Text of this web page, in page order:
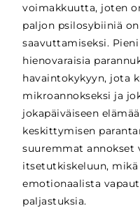
voimakkuutta, joten
paljon psilosybiiniä
saavuttamiseksi.
hienovaraisia
havaintokykyyn, jota
mikroannokseksi ja
jokapäiväiseen
keskittymisen
suuremmat annokset
itsetutkiskeluun,
emotionaalista
paljastuksia.